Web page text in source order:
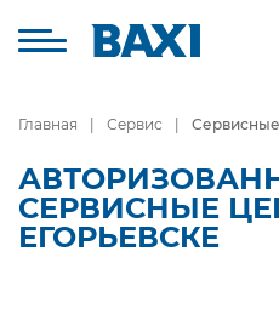
Главная Сервис
СЕРВИСНЫЕ
ЕГОРЬЕВСКЕ